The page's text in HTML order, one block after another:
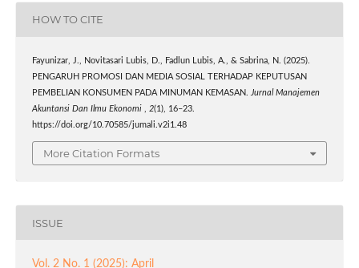
HOW TO CITE
Fayunizar, J., Novitasari Lubis, D., Fadlun Lubis, A., & Sabrina, N. (2025).
PENGARUH PROMOSI DAN MEDIA SOSIAL TERHADAP KEPUTUSAN
PEMBELIAN KONSUMEN PADA MINUMAN KEMASAN.
Jurnal Manajemen
Akuntansi Dan Ilmu Ekonomi
2(1), 16–23.
https://doi.org/10.70585/jumali.v2i1.48
More Citation Formats
ISSUE
Vol. 2 No. 1 (2025): April